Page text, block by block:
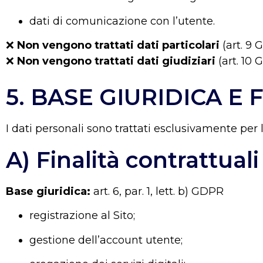
dati di comunicazione con l’utente.
❌ Non vengono trattati dati particolari (art. 9
❌ Non vengono trattati dati giudiziari (art. 10
5. BASE GIURIDICA E
I dati personali sono trattati esclusivamente
A) Finalità
Base giuridica: art. 6, par. 1, lett. b) GDPR
registrazione al Sito;
gestione dell’account utente;